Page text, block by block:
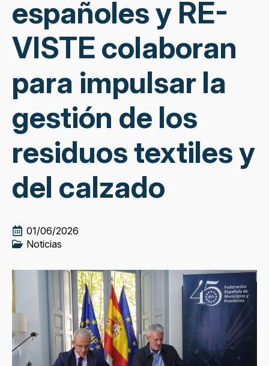
españoles y RE-
VISTE colaboran
para impulsar la
gestión de los
residuos textiles y
del calzado
01/06/2026
Noticias